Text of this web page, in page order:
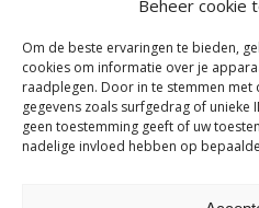
Beheer cookie
Om de beste ervaringen te bieden,
cookies om informatie over je
raadplegen. Door in te stemmen met
gegevens zoals surfgedrag of unieke
geen toestemming geeft of uw
nadelige invloed hebben op